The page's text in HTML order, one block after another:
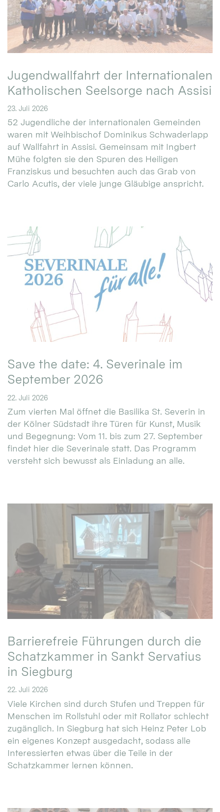
Jugendwallfahrt der Internationalen
Katholischen Seelsorge nach Assisi
23. Juli 2026
52 Jugendliche der internationalen Gemeinden
waren mit Weihbischof Dominikus Schwaderlapp
auf Wallfahrt in Assisi. Gemeinsam mit Ingbert
Mühe folgten sie den Spuren des Heiligen
Franziskus und besuchten auch das Grab von
Carlo Acutis, der viele junge Gläubige anspricht.
Save the date: 4. Severinale im
September 2026
22. Juli 2026
Zum vierten Mal öffnet die Basilika St. Severin in
der Kölner Südstadt ihre Türen für Kunst, Musik
und Begegnung: Vom 11. bis zum 27. September
findet hier die Severinale statt. Das Programm
versteht sich bewusst als Einladung an alle.
Barrierefreie Führungen durch die
Schatzkammer in Sankt Servatius
in Siegburg
22. Juli 2026
Viele Kirchen sind durch Stufen und Treppen für
Menschen im Rollstuhl oder mit Rollator schlecht
zugänglich. In Siegburg hat sich Heinz Peter Lob
ein eigenes Konzept ausgedacht, sodass alle
Interessierten etwas über die Teile in der
Schatzkammer lernen können.